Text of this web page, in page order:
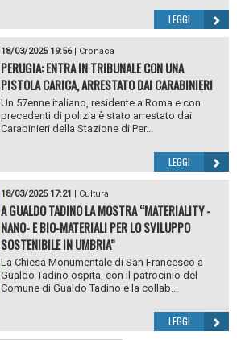
LEGGI
18/03/2025 19:56| Cronaca
PERUGIA: ENTRA IN TRIBUNALE CON UNA
PISTOLA CARICA, ARRESTATO DAI CARABINIERI
Un 57enne italiano, residente a Roma e con
precedenti di polizia è stato arrestato dai
Carabinieri della Stazione di Per...
LEGGI
18/03/2025 17:21 | Cultura
A GUALDO TADINO LA MOSTRA “MATERIALITY -
NANO- E BIO-MATERIALI PER LO SVILUPPO
SOSTENIBILE IN UMBRIA”
La Chiesa Monumentale di San Francesco a
Gualdo Tadino ospita, con il patrocinio del
Comune di Gualdo Tadino e la collab...
LEGGI